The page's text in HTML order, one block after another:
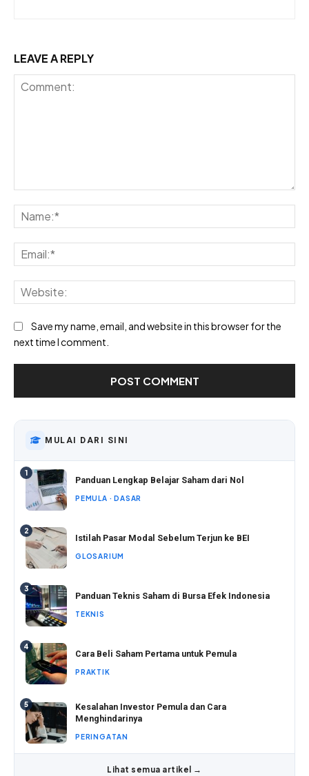
LEAVE A REPLY
Save my name, email, and website in this browser for the
next time I comment.
MULAI DARI SINI
1
Panduan Lengkap Belajar Saham dari Nol
PEMULA · DASAR
2
Istilah Pasar Modal Sebelum Terjun ke BEI
GLOSARIUM
3
Panduan Teknis Saham di Bursa Efek Indonesia
TEKNIS
4
Cara Beli Saham Pertama untuk Pemula
PRAKTIK
5
Kesalahan Investor Pemula dan Cara
Menghindarinya
PERINGATAN
Lihat semua artikel →